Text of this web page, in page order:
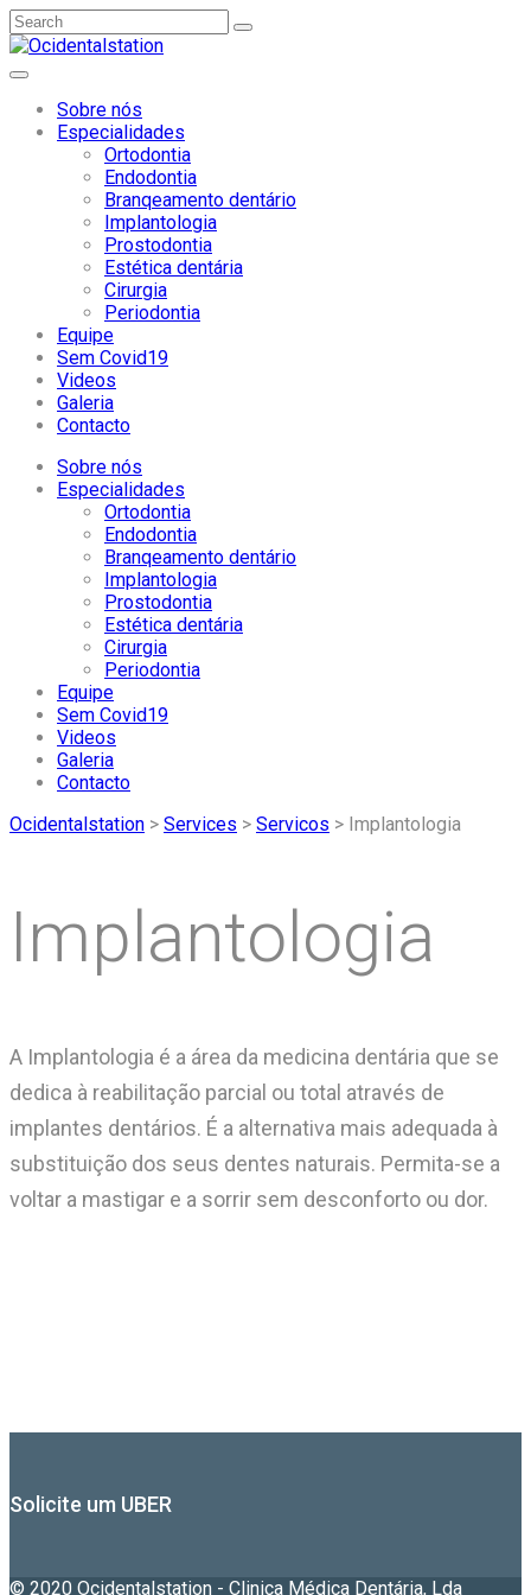
Sobre nós
Especialidades
Ortodontia
Endodontia
Branqeamento dentário
Implantologia
Prostodontia
Estética dentária
Cirurgia
Periodontia
Equipe
Sem Covid19
Videos
Galeria
Contacto
Sobre nós
Especialidades
Ortodontia
Endodontia
Branqeamento dentário
Implantologia
Prostodontia
Estética dentária
Cirurgia
Periodontia
Equipe
Sem Covid19
Videos
Galeria
Contacto
Ocidentalstation > Services > Servicos > Implantologia
Implantologia
A Implantologia é a área da medicina dentária que se
dedica à reabilitação parcial ou total através de
implantes dentários. É a alternativa mais adequada à
substituição dos seus dentes naturais. Permita-se a
voltar a mastigar e a sorrir sem desconforto ou dor.
Solicite um UBER
© 2020 Ocidentalstation - Clinica Médica Dentária, Lda